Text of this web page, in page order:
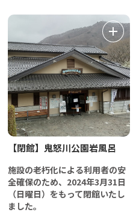
【閉館】鬼怒川公園岩風呂
施設の老朽化による利用者の安
全確保のため、2024年3月31日
（日曜日）をもって閉館いたし
ました。